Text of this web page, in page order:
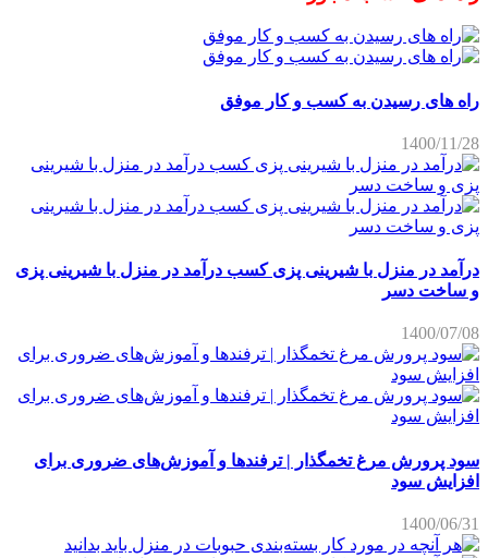
راه های رسیدن به کسب و کار موفق
1400/11/28
درآمد در منزل با شیرینی پزی کسب درآمد در منزل با شیرینی پزی
و ساخت دسر
1400/07/08
سود پرورش مرغ تخمگذار | ترفندها و آموزش‌های ضروری برای
افزایش سود
1400/06/31